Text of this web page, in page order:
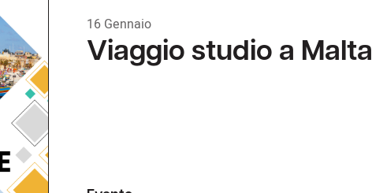
16 Gennaio
Viaggio studio a Malta